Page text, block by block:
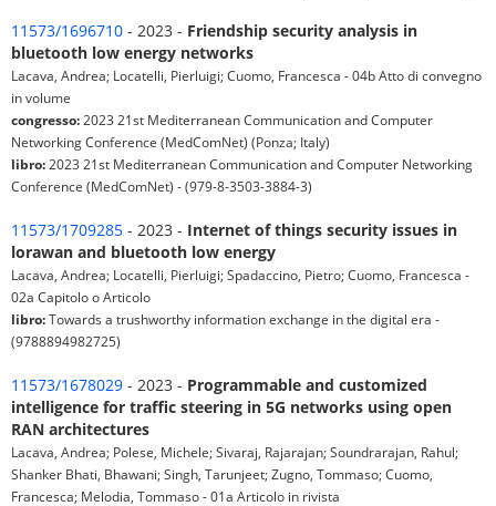
11573/1696710 - 2023 - Friendship security analysis in
bluetooth low energy networks
Lacava, Andrea; Locatelli, Pierluigi; Cuomo, Francesca - 04b Atto di convegno
in volume
congresso: 2023 21st Mediterranean Communication and Computer
Networking Conference (MedComNet) (Ponza; Italy)
libro: 2023 21st Mediterranean Communication and Computer Networking
Conference (MedComNet) - (979-8-3503-3884-3)
11573/1709285 - 2023 - Internet of things security issues in
lorawan and bluetooth low energy
Lacava, Andrea; Locatelli, Pierluigi; Spadaccino, Pietro; Cuomo, Francesca -
02a Capitolo o Articolo
libro:Towards a trushworthy information exchange in the digital era -
(9788894982725)
11573/1678029 - 2023 - Programmable and customized
intelligence for traffic steering in 5G networks using open
RAN architectures
Lacava, Andrea; Polese, Michele; Sivaraj, Rajarajan; Soundrarajan, Rahul;
Shanker Bhati, Bhawani; Singh, Tarunjeet; Zugno, Tommaso; Cuomo,
Francesca; Melodia, Tommaso - 01a Articolo in rivista